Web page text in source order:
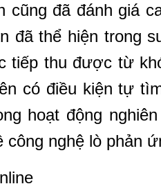
cũng đã đánh giá
đã thể hiện trong
tiếp thu được từ
có điều kiện tự
hoạt động
công nghệ lò phản